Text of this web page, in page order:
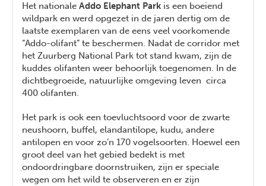
Het nationale Addo Elephant Park is een boeiend
wildpark en werd opgezet in de jaren dertig om de
laatste exemplaren van de eens veel voorkomende
“Addo-olifant” te beschermen. Nadat de corridor met
het Zuurberg National Park tot stand kwam, zijn de
kuddes olifanten weer behoorlijk toegenomen. In de
dichtbegroeide, natuurlijke omgeving leven circa
400 olifanten.
Het park is ook een toevluchtsoord voor de zwarte
neushoorn, buffel, elandantilope, kudu, andere
antilopen en voor zo’n 170 vogelsoorten. Hoewel een
groot deel van het gebied bedekt is met
ondoordringbare doornstruiken, zijn er speciale
wegen om het wild te observeren en er zijn